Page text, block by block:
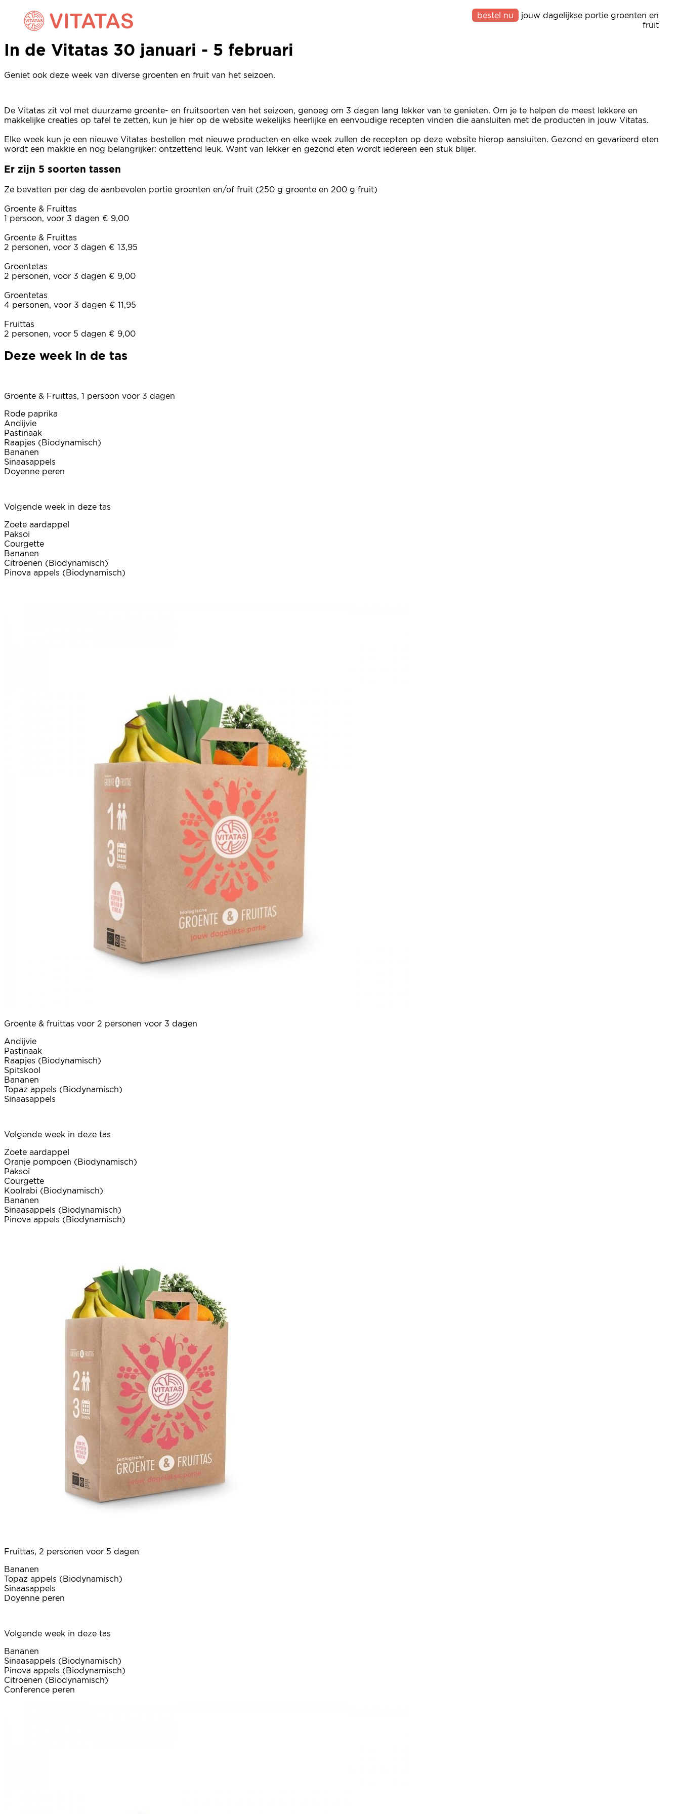
bestel nu
jouw dagelijkse portie groenten en
fruit
In de Vitatas 30 januari - 5 februari
In de Vitatas 30 januari - 5 februari
Geniet ook deze week van diverse groenten en fruit van het seizoen.
De Vitatas zit vol met duurzame groente- en fruitsoorten van het seizoen, genoeg om 3 dagen lang lekker van te genieten. Om je te helpen de meest lekkere en
makkelijke creaties op tafel te zetten, kun je hier op de website wekelijks heerlijke en eenvoudige recepten vinden die aansluiten met de producten in jouw Vitatas.
Elke week kun je een nieuwe Vitatas bestellen met nieuwe producten en elke week zullen de recepten op deze website hierop aansluiten. Gezond en gevarieerd eten
wordt een makkie en nog belangrijker: ontzettend leuk. Want van lekker en gezond eten wordt iedereen een stuk blijer.
Er zijn 5 soorten tassen
Ze bevatten per dag de aanbevolen portie groenten en/of fruit (250 g groente en 200 g fruit)
Groente & Fruittas
1 persoon, voor 3 dagen € 9,00
Groente & Fruittas
2 personen, voor 3 dagen € 13,95
Groentetas
2 personen, voor 3 dagen € 9,00
Groentetas
4 personen, voor 3 dagen € 11,95
Fruittas
2 personen, voor 5 dagen € 9,00
Deze week in de tas
Groente & Fruittas, 1 persoon voor 3 dagen
Rode paprika
Andijvie
Pastinaak
Raapjes (Biodynamisch)
Bananen
Sinaasappels
Doyenne peren
Volgende week in deze tas
Zoete aardappel
Paksoi
Courgette
Bananen
Citroenen (Biodynamisch)
Pinova appels (Biodynamisch)
Groente & fruittas voor 2 personen voor 3 dagen
Andijvie
Pastinaak
Raapjes (Biodynamisch)
Spitskool
Bananen
Topaz appels (Biodynamisch)
Sinaasappels
Volgende week in deze tas
Zoete aardappel
Oranje pompoen (Biodynamisch)
Paksoi
Courgette
Koolrabi (Biodynamisch)
Bananen
Sinaasappels (Biodynamisch)
Pinova appels (Biodynamisch)
Fruittas, 2 personen voor 5 dagen
Bananen
Topaz appels (Biodynamisch)
Sinaasappels
Doyenne peren
Volgende week in deze tas
Bananen
Sinaasappels (Biodynamisch)
Pinova appels (Biodynamisch)
Citroenen (Biodynamisch)
Conference peren